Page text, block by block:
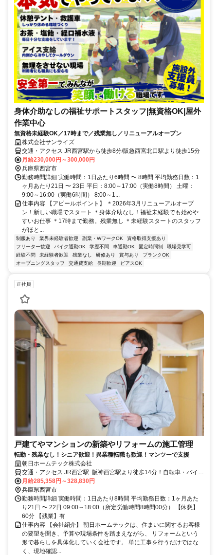
身体介助なしの福祉サポートスタッフ|無資格OK|屋外
作業中心
無資格未経験OK／17時まで／残業無し／リニューアルオープン
株式会社サンライズ
交通・アクセス JR西宮駅から徒歩8分/阪急西宮北口駅より徒歩15分
月給230,000円～300,000円
兵庫県西宮市
勤務時間詳細 実働時間：1日あたり6時間 〜 8時間 平均勤務日数：1
ヶ月あたり21日 〜 23日 平日：8:00～17:00（実働8時間） 土曜：
9:00～16:00（実働6時間） 8:00～1...
仕事内容 【アピールポイント】 ＊2026年3月リニューアルオープ
ン！新しい職場でスタート ＊身体介助なし！福祉未経験でも始めや
すいお仕事 ＊17時まで勤務。残業無し ＊未経験スタートのスタッフ
がほと...
制服あり 業界未経験者歓迎 副業・WワークOK
資格取得支援あり
フリーター歓迎
バイク通勤OK 学歴不問 車通勤OK 固定時間制
職場見学可
経験不問
未経験者歓迎 残業なし 研修あり 賞与あり
ブランクOK
オープニングスタッフ
交通費支給 長期歓迎 ピアスOK
正社員
戸建てやマンションの新築やリフォームの施工管理
転勤・残業なし！シニア歓迎！異業種転職も歓迎！マンツーで支援
朝日ホームテック株式会社
交通・アクセス JR西宮駅･阪神西宮駅より徒歩14分！自転車・バイク
通勤OK✨
月給285,358円～328,830円
兵庫県西宮市
勤務時間詳細 実働時間：1日あたり8時間 平均勤務日数：1ヶ月あた
り21日 〜 22日 09:00～18:00（所定労働時間8時間00分） 【休憩】
60分 【残業】有
仕事内容 【会社紹介】 朝日ホームテックは、住まいに関するお客様
の要望を聞き、予算や現場条件を踏まえながら、 リフォームという
形で暮らしを具体化していく会社です。 単に工事を行うだけではな
く、現地確認...